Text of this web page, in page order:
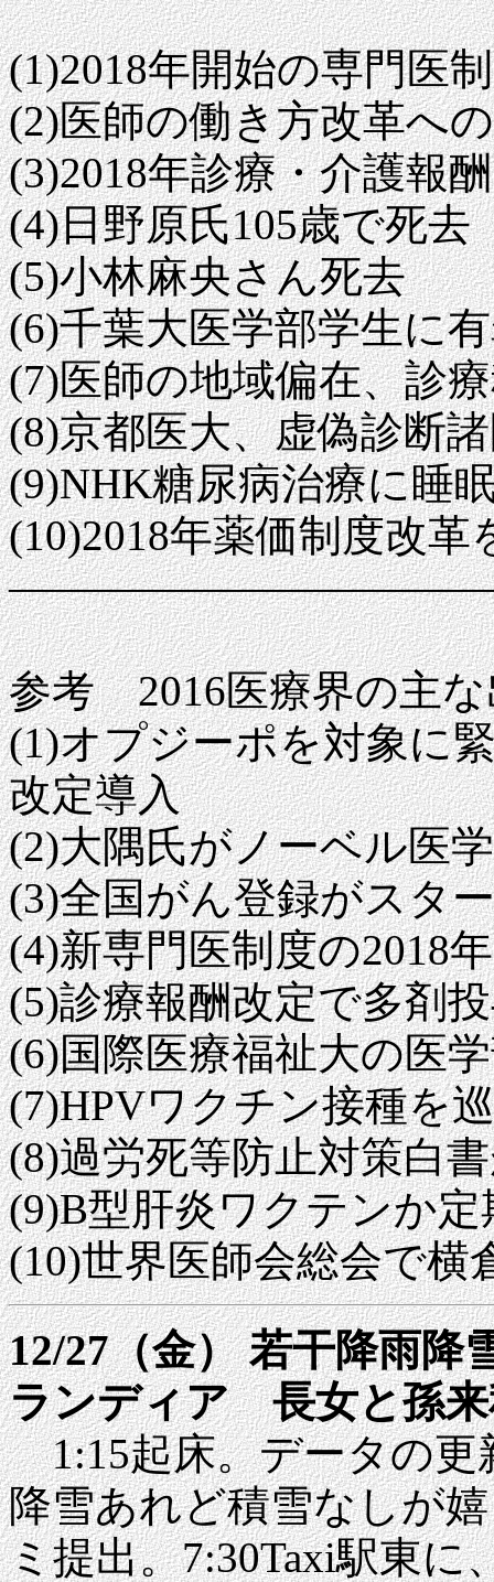
(1)2018年開始の専門
(2)医師の働き方改革へ
(3)2018年診療・介護報
(4)日野原氏105歳で死去
(5)小林麻央さん死去
(6)千葉大医学部学生に
(7)医師の地域偏在、診
(8)京都医大、虚偽診断
(9)NHK糖尿病治療に睡
(10)2018年薬価制度改革
参考 2016医療界の主
(1)オプジーポを対象に
改定導入
(2)大隅氏がノーベル医
(3)全国がん登録がスタ
(4)新専門医制度の2018
(5)診療報酬改定で多剤
(6)国際医療福祉大の医
(7)HPVワクチン接種を
(8)過労死等防止対策白
(9)B型肝炎ワクテンか定
(10)世界医師会総会で横
12/27（金） 若干降雨
ランディア 長女と孫
1:15起床。データの更
降雪あれど積雪なしが
ミ提出。7:30Taxi駅東